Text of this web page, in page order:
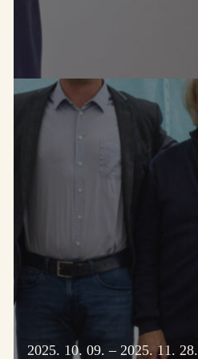
2025. 10. 09. – 2025. 11. 28.